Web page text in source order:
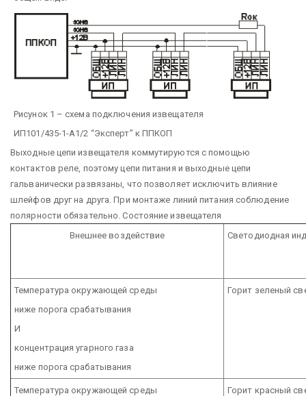
Рисунок 1 – схема подключения извещателя
ИП101/435-1-А1/2 “Эксперт” к ППКОП
Выходные цепи извещателя коммутируются с помощью
контактов реле, поэтому цепи питания и выходные цепи
гальванически развязаны, что позволяет исключить влияние
шлейфов друг на друга. При монтаже линий питания соблюдение
полярности обязательно. Состояние извещателя
Внешнее воздействие
Светодиодная
Температура окружающей среды
ниже порога срабатывания
И
концентрация угарного газа
ниже порога срабатывания
Горит зеленый
Температура окружающей среды
Горит красный